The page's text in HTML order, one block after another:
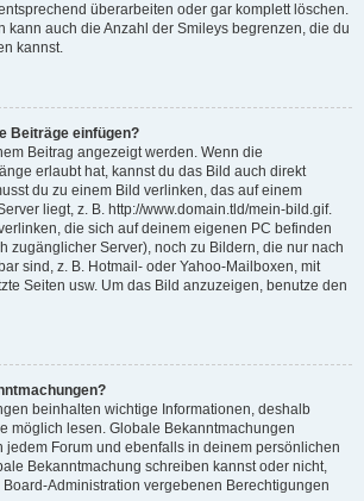
überarbeiten oder gar komplett löschen.
kann auch die Anzahl der Smileys begrenzen, die du
kannst.
Beiträge einfügen?
Beitrag angezeigt werden. Wenn die
erlaubt hat, kannst du das Bild auch direkt
du zu einem Bild verlinken, das auf einem
liegt, z. B. http://www.domain.tld/mein-bild.gif.
die sich auf deinem eigenen PC befinden
zugänglicher Server), noch zu Bildern, die nur nach
sind, z. B. Hotmail- oder Yahoo-Mailboxen, mit
Seiten usw. Um das Bild anzuzeigen, benutze den
beinhalten wichtige Informationen, deshalb
möglich lesen. Globale Bekanntmachungen
jedem Forum und ebenfalls in deinem persönlichen
Bekanntmachung schreiben kannst oder nicht,
Administration vergebenen Berechtigungen